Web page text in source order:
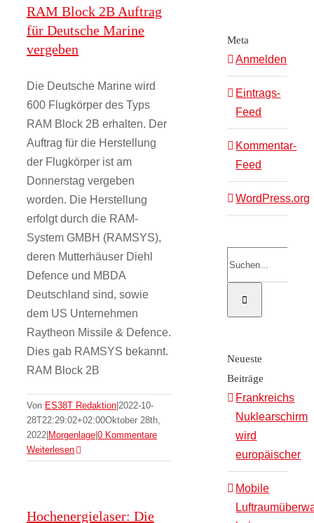
RAM Block 2B Auftrag
für Deutsche Marine
vergeben
Die Deutsche Marine wird
600 Flugkörper des Typs
RAM Block 2B erhalten. Der
Auftrag für die Herstellung
der Flugkörper ist am
Donnerstag vergeben
worden. Die Herstellung
erfolgt durch die RAM-
System GMBH (RAMSYS),
deren Mutterhäuser Diehl
Defence und MBDA
Deutschland sind, sowie
dem US Unternehmen
Raytheon Missile & Defence.
Dies gab RAMSYS bekannt.
RAM Block 2B
Von ES38T Redaktion 2022-10-
28T22:29:02+02:00Oktober 28th,
2022 Morgenlage 0 Kommentare
Weiterlesen
Hochenergielaser: Die
Meta
Anmelden
Eintrags-
Feed
Kommentar-
Feed
WordPress.org
Neueste
Beiträge
Frankreichs
Nuklearschirm
wird
europäischer
Mobile